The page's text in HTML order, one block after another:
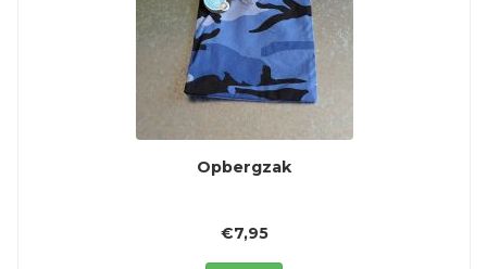
Opbergzak
€7,95